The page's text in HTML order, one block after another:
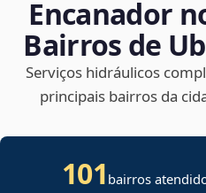
Encanador
Bairros de
Serviços hidráulicos
principais bairros da
101 bairros